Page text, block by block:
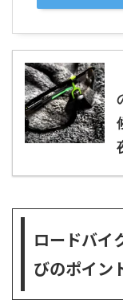
ロードバイ
びのポイン